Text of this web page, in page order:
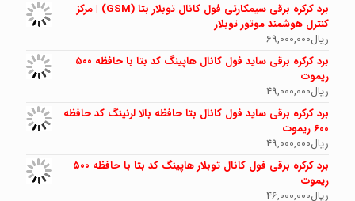
برد کرکره برقی سیمکارتی فول کانال توبلار بتا (GSM) | مرکز
کنترل هوشمند موتور توبلار
ریال69,000,000
برد کرکره برقی ساید فول کانال هاپینگ کد بتا با حافظه ۵۰۰
ریموت
ریال49,000,000
برد کرکره برقی ساید فول کانال بتا حافظه بالا لرنینگ کد حافظه
600 ریموت
ریال49,000,000
برد کرکره برقی فول کانال توبلار هاپینگ کد بتا با حافظه ۵۰۰
ریموت
ریال46,000,000